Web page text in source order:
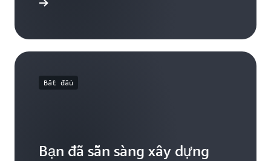
Bắt đầu
Bạn đã sẵn sàng xây dựng